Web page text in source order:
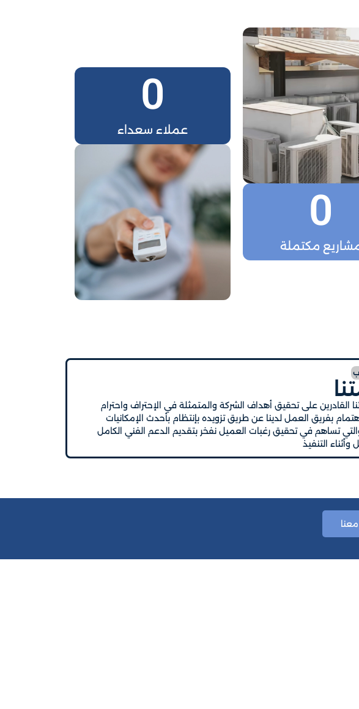
مكتملة
0
عملاء سعداء
0
القادرين على تحقيق أهداف الشركة والمتمثلة في الإحتراف واحترام
بفريق العمل لدينا عن طريق تزويده بإنتظام بأحدث الإمكانيات
تساهم في تحقيق رغبات العميل نفخر بتقديم الدعم الفني الكامل
وأثناء التنفيذ